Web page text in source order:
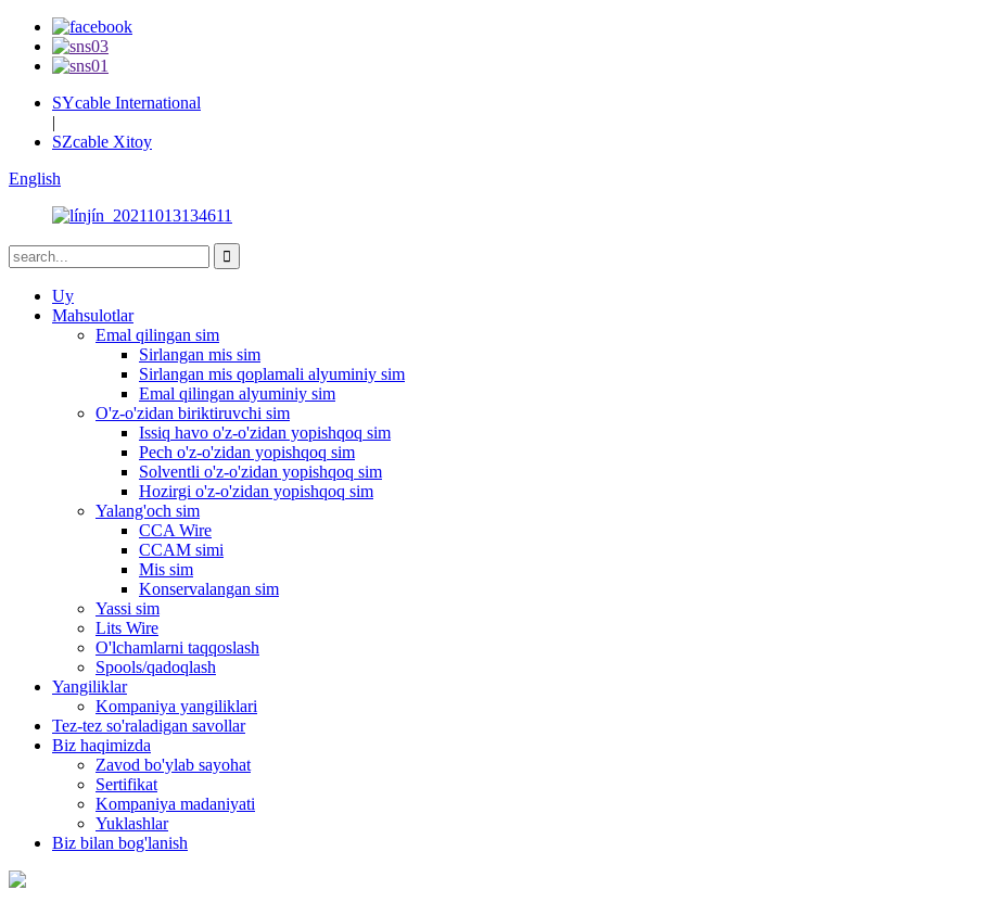
SYcable International
|
SZcable Xitoy
English
Uy
Mahsulotlar
Emal qilingan sim
Sirlangan mis sim
Sirlangan mis qoplamali alyuminiy sim
Emal qilingan alyuminiy sim
O'z-o'zidan biriktiruvchi sim
Issiq havo o'z-o'zidan yopishqoq sim
Pech o'z-o'zidan yopishqoq sim
Solventli o'z-o'zidan yopishqoq sim
Hozirgi o'z-o'zidan yopishqoq sim
Yalang'och sim
CCA Wire
CCAM simi
Mis sim
Konservalangan sim
Yassi sim
Lits Wire
O'lchamlarni taqqoslash
Spools/qadoqlash
Yangiliklar
Kompaniya yangiliklari
Tez-tez so'raladigan savollar
Biz haqimizda
Zavod bo'ylab sayohat
Sertifikat
Kompaniya madaniyati
Yuklashlar
Biz bilan bog'lanish